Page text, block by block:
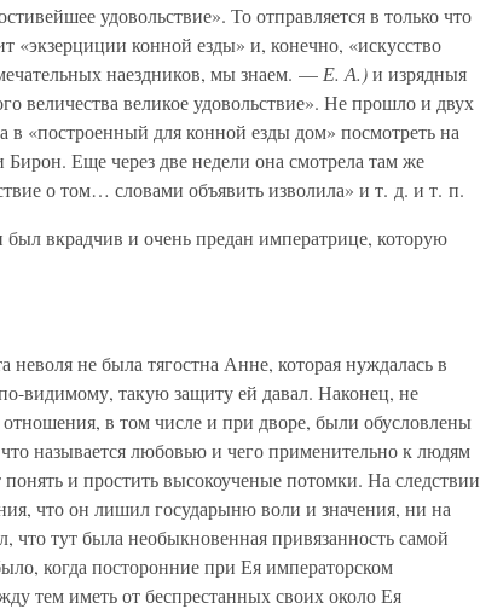
удовольствие». То отправляется в только что
«экзерциции конной езды» и, конечно, «искусство
наездников, мы знаем. — Е. А.)и изрядныя
величества великое удовольствие». Не прошло и двух
в «построенный для конной езды дом» посмотреть на
Еще через две недели она смотрела там же
о том… словами объявить изволила» и т. д. и т. п.
вкрадчив и очень предан императрице, которую
неволя не была тягостна Анне, которая нуждалась в
видимому, такую защиту ей давал. Наконец, не
отношения, в том числе и при дворе, были обусловлены
называется любовью и чего применительно к людям
и простить высокоученые потомки. На следствии
что он лишил государыню воли и значения, ни на
что тут была необыкновенная привязанность самой
когда посторонние при Ея императорском
тем иметь от беспрестанных своих около Ея